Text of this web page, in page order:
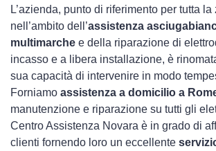
L’azienda, punto di riferimento per tutta
nell’ambito dell’assistenza
multimarche e della riparazione di
incasso e a libera installazione, è
sua capacità di intervenire in modo
Forniamo assistenza a domicilio a
manutenzione e riparazione su tutti gli
Centro Assistenza Novara è in grado di
clienti fornendo loro un eccellente